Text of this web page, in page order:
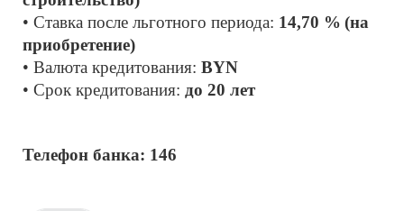
• Ставка после льготного периода: 14,70 % (на
приобретение)
• Валюта кредитования: BYN
• Срок кредитования: до 20 лет
Телефон банка: 146